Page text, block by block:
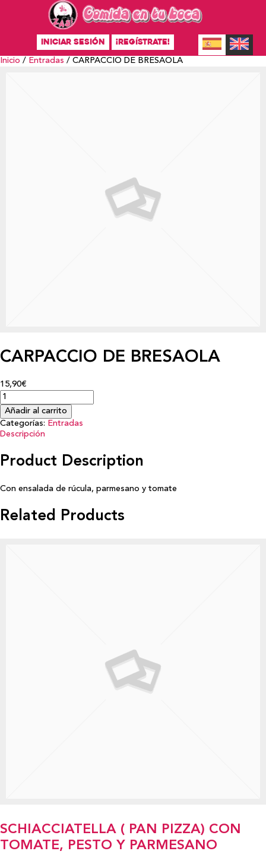
INICIAR SESIÓN ¡REGÍSTRATE!
Inicio / Entradas / CARPACCIO DE BRESAOLA
CARPACCIO DE BRESAOLA
15,90€
Añadir al carrito
Categorías: Entradas
Descripción
Product Description
Con ensalada de rúcula, parmesano y tomate
Related Products
SCHIACCIATELLA ( PAN PIZZA) CON
TOMATE, PESTO Y PARMESANO